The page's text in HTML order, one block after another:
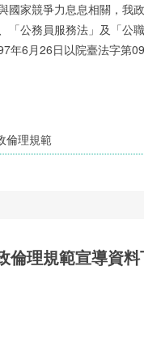
國家競爭力息息相關，我
「公務員服務法」及「公
年6月26日以院臺法字第
倫理規範
倫理規範宣導資